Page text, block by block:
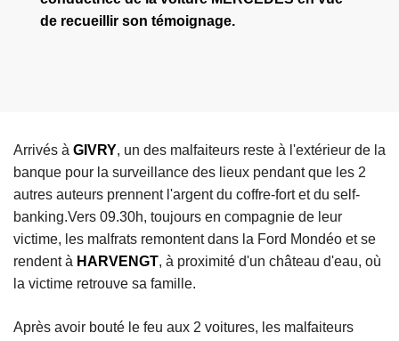
de recueillir son témoignage.
Arrivés à GIVRY, un des malfaiteurs reste à l'extérieur de la
banque pour la surveillance des lieux pendant que les 2
autres auteurs prennent l'argent du coffre-fort et du self-
banking.Vers 09.30h, toujours en compagnie de leur
victime, les malfrats remontent dans la Ford Mondéo et se
rendent à HARVENGT, à proximité d'un château d'eau, où
la victime retrouve sa famille.
Après avoir bouté le feu aux 2 voitures, les malfaiteurs